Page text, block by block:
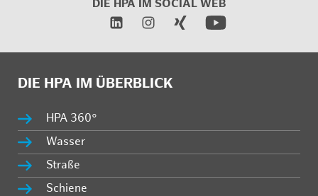
DIE HPA IM SOCIAL WEB
DIE HPA IM ÜBERBLICK
HPA 360°
Wasser
Straße
Schiene